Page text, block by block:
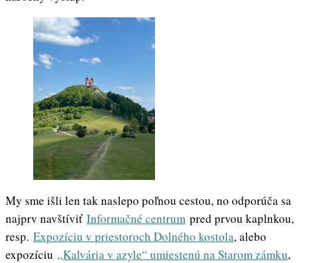
My sme išli len tak naslepo poľnou cestou, no odporúča sa
najprv navštíviť Informačné centrum pred prvou kaplnkou,
resp. Expozíciu v priestoroch Dolného kostola, alebo
expozíciu „Kalvária v azyle“ umiestenú na Starom zámku,